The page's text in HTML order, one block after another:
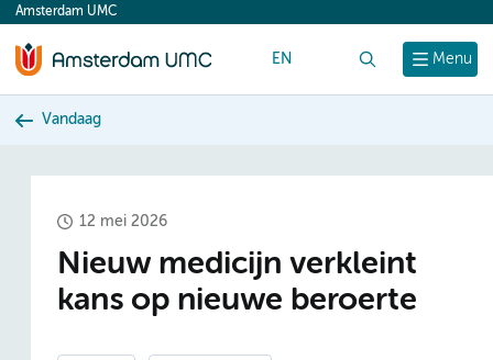
content
Menu
Amsterdam UMC
EN
Vandaag
12 mei 2026
Nieuw medicijn verkleint
kans op nieuwe beroerte